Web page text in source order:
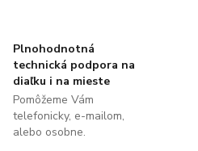
Plnohodnotná
technická podpora na
diaľku i na mieste
Pomôžeme Vám
telefonicky, e-mailom,
alebo osobne.